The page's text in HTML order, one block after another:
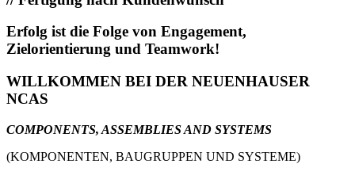
Erfolg ist die Folge von Engagement,
Zielorientierung und Teamwork!
WILLKOMMEN BEI DER NEUENHAUSER
NCAS
COMPONENTS, ASSEMBLIES AND SYSTEMS
(KOMPONENTEN, BAUGRUPPEN UND SYSTEME)